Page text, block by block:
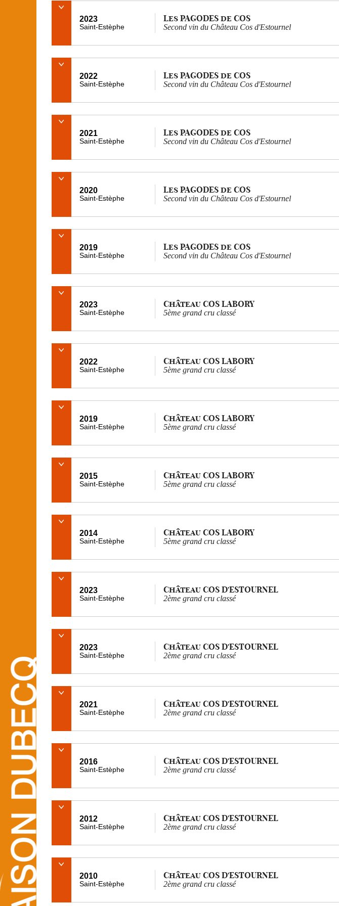
2023
Saint-Estèphe
Les PAGODES de COS
Second vin du Château Cos d'Estournel
2022
Saint-Estèphe
Les PAGODES de COS
Second vin du Château Cos d'Estournel
2021
Saint-Estèphe
Les PAGODES de COS
Second vin du Château Cos d'Estournel
2020
Saint-Estèphe
Les PAGODES de COS
Second vin du Château Cos d'Estournel
2019
Saint-Estèphe
Les PAGODES de COS
Second vin du Château Cos d'Estournel
2023
Saint-Estèphe
Château COS LABORY
5ème grand cru classé
2022
Saint-Estèphe
Château COS LABORY
5ème grand cru classé
2019
Saint-Estèphe
Château COS LABORY
5ème grand cru classé
2015
Saint-Estèphe
Château COS LABORY
5ème grand cru classé
2014
Saint-Estèphe
Château COS LABORY
5ème grand cru classé
2023
Saint-Estèphe
Château COS D'ESTOURNEL
2ème grand cru classé
2023
Saint-Estèphe
Château COS D'ESTOURNEL
2ème grand cru classé
2021
Saint-Estèphe
Château COS D'ESTOURNEL
2ème grand cru classé
2016
Saint-Estèphe
Château COS D'ESTOURNEL
2ème grand cru classé
2012
Saint-Estèphe
Château COS D'ESTOURNEL
2ème grand cru classé
2010
Saint-Estèphe
Château COS D'ESTOURNEL
2ème grand cru classé